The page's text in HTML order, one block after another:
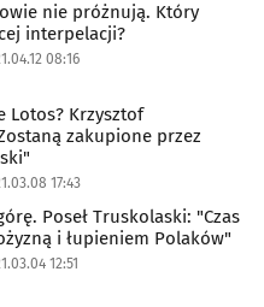
nie próżnują. Który
interpelacji?
08:16
Lotos? Krzysztof
zakupione przez
17:43
Poseł Truskolaski: "Czas
i łupieniem Polaków"
12:51